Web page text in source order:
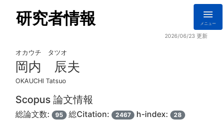
研究者情報 メニュー
2026/06/23 更新
オカウチ タツオ
岡内 辰夫
OKAUCHI Tatsuo
Scopus 論文情報
総論文数: 95 総Citation: 2467 h-index: 28